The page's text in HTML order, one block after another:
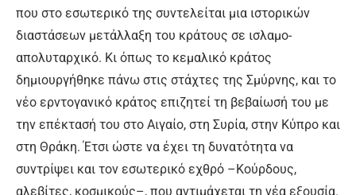
που στο εσωτερικό της συντελείται μια ιστορικών
διαστάσεων μετάλλαξη του κράτους σε ισλαμο-
απολυταρχικό. Κι όπως το κεμαλικό κράτος
δημιουργήθηκε πάνω στις στάχτες της Σμύρνης, και το
νέο ερντογανικό κράτος επιζητεί τη βεβαίωσή του με
την επέκτασή του στο Αιγαίο, στη Συρία, στην Κύπρο και
στη Θράκη. Έτσι ώστε να έχει τη δυνατότητα να
συντρίψει και τον εσωτερικό εχθρό –Κούρδους,
αλεβίτες, κοσμικούς–, που αντιμάχεται τη νέα εξουσία.